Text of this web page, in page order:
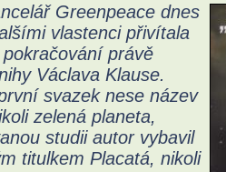
Greenpeace dnes
vlastenci přivítala
právě
Václava Klause.
svazek nese název
zelená planeta,
studii autor vybavil
titulkem Placatá, nikoli